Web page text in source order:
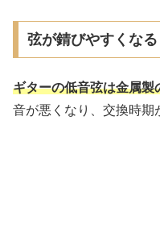
弦が錆びやすくなる
ギターの低音弦は金属製
音が悪くなり、交換時期